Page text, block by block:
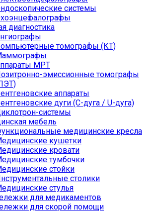
системы
диагностика
томографы (КТ)
МРТ
эмиссионные томографы
аппараты
дуги (С-дуга / U-дуга)
системы
мебель
медицинские кресла
кушетки
кровати
тумбочки
стойки
столики
стулья
для медикаментов
для скорой помощи